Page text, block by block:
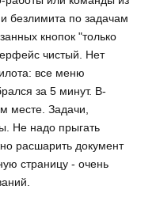
безлимита по задачам
кнопок "только
чистый. Нет
все меню
за 5 минут. В-
месте. Задачи,
Не надо прыгать
расшарить документ
страницу - очень